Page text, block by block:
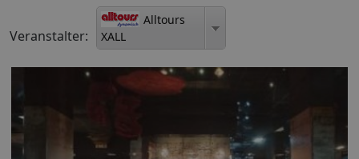
Veranstalter:
Alltours
XALL